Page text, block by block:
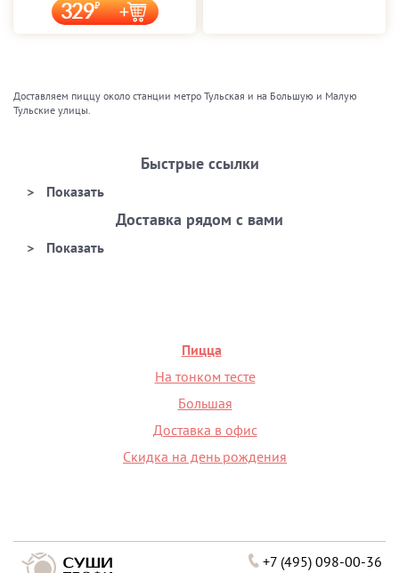
329
Доставляем пиццу около станции метро Тульская и на Большую и Малую
Тульские улицы.
Быстрые ссылки
Доставка рядом с вами
Пицца
На тонком тесте
Большая
Доставка в офис
Скидка на день рождения
+7 (495) 098-00-36